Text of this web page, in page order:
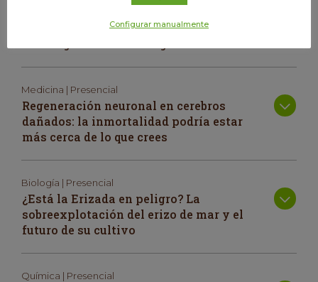
Comenzando la carrera como
Medicina | Presencial
Regeneración neuronal en cerebros
dañados: la inmortalidad podría estar
más cerca de lo que crees
Biología | Presencial
¿Está la Erizada en peligro? La
sobreexplotación del erizo de mar y el
futuro de su cultivo
Química | Presencial
Configurar manualmente